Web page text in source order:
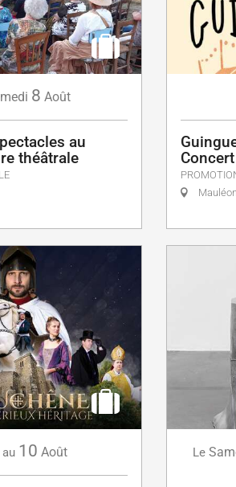
8 Août
au
théâtrale
Mauléon
au 10 Août Le